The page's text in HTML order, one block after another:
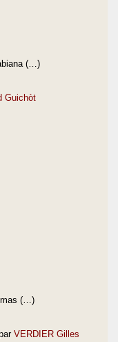
(…)
Guichòt
mas (…)
parVERDIER Gilles